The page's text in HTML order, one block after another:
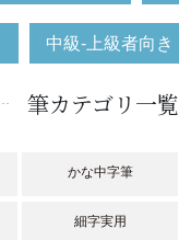
中級-上級者向き
筆カテゴリ一覧
かな中字筆
細字実用